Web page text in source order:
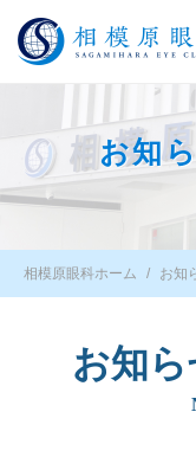
お知
相模原眼科ホーム お知
お知